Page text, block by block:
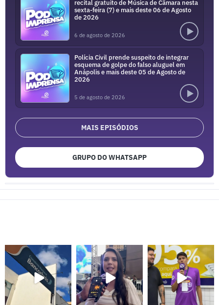
recital gratuito de Música de Câmara nesta
sexta-feira (7) e mais deste 06 de Agosto
de 2026
6 de agosto de 2026
Polícia Civil prende suspeito de integrar
esquema de golpe do falso aluguel em
Anápolis e mais deste 05 de Agosto de
2026
5 de agosto de 2026
MAIS EPISÓDIOS
GRUPO DO WHATSAPP